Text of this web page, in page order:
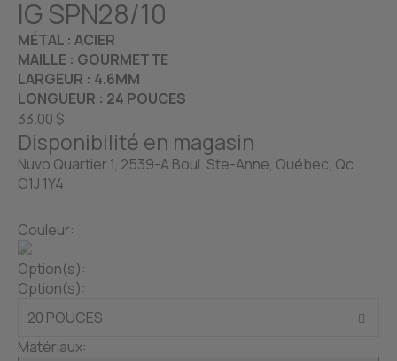
IG SPN28/10
MÉTAL : ACIER
MAILLE : GOURMETTE
LARGEUR : 4.6MM
LONGUEUR : 24 POUCES
33.00 $
Disponibilité en magasin
Nuvo Quartier 1, 2539-A Boul. Ste-Anne, Québec, Qc.
G1J 1Y4
Couleur:
Option(s):
Option(s):
Matériaux: